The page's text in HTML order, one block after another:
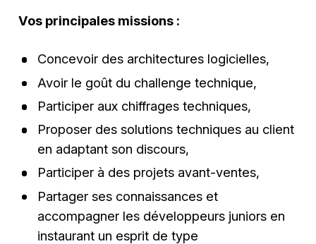
Vos principales missions :
Concevoir des architectures logicielles,
Avoir le goût du challenge technique,
Participer aux chiffrages techniques,
Proposer des solutions techniques au client
en adaptant son discours,
Participer à des projets avant-ventes,
Partager ses connaissances et
accompagner les développeurs juniors en
instaurant un esprit de type